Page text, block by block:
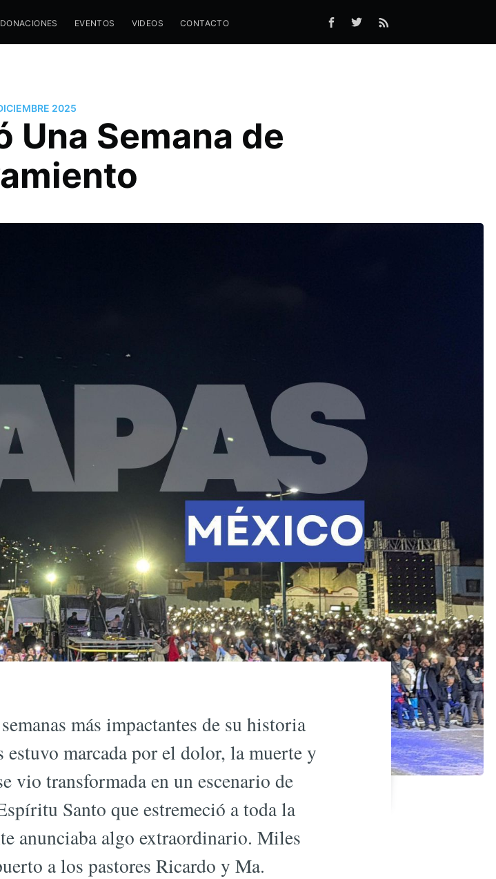
DONACIONES EVENTOS VIDEOS CONTACTO
2025
Una Semana de
más impactantes de su historia
marcada por el dolor, la muerte y
vio transformada en un escenario de
Santo que estremeció a toda la
anunciaba algo extraordinario. Miles
a los pastores Ricardo y Ma.